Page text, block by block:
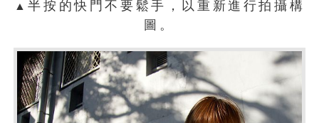
▲半按的快門不要鬆手，以重新進行拍攝構
圖。